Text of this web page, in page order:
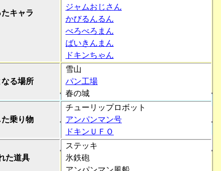
キャラ
ジャムおじさん
かびるんるん
べろべろまん
ばいきんまん
ドキンちゃん
る場所
雪山
パン工場
春の城
乗り物
チューリップロボット
アンパンマン号
ドキンＵＦＯ
た道具
ステッキ
氷鉄砲